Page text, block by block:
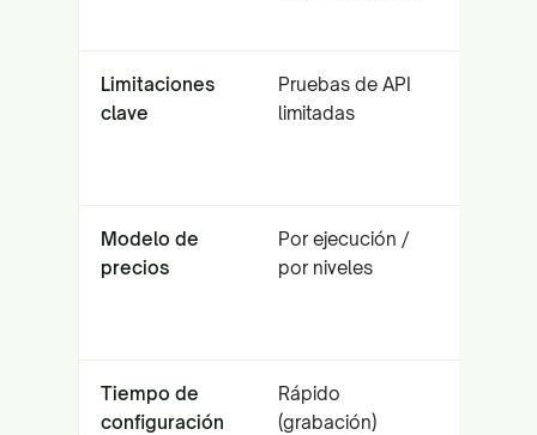
Limitaciones
clave
Pruebas de API
limitadas
Modelo de
precios
Por ejecución /
por niveles
Tiempo de
configuración
Rápido
(grabación)